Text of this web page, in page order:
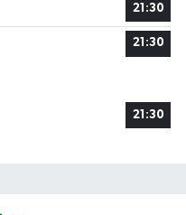
21:30
21:30
21:30